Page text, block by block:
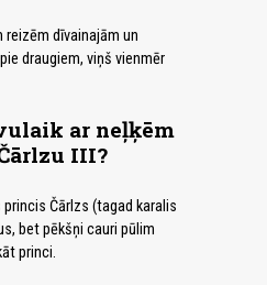
reizēm dīvainajām un
draugiem, viņš vienmēr
ar neļķēm
III?
Čārlzs (tagad karalis
bet pēkšņi cauri pūlim
princi.